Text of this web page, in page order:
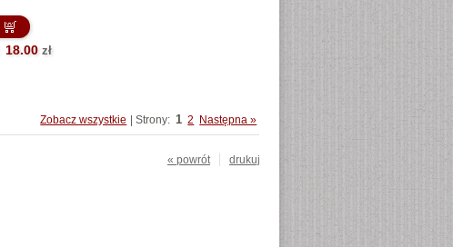
18.00 zł
Zobacz wszystkie | Strony: 1 2 Następna »
drukuj
« powrót